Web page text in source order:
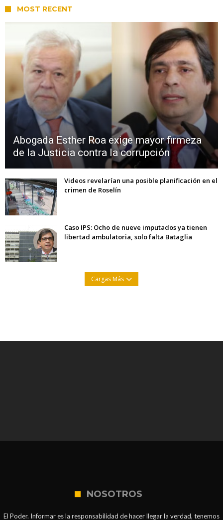
MOST RECENT
Abogada Esther Roa exige mayor firmeza
de la Justicia contra la corrupción
Videos revelarían una posible planificación en el
crimen de Roselín
Caso IPS: Ocho de nueve imputados ya tienen
libertad ambulatoria, solo falta Bataglia
Cargas Más
NOSOTROS
El Poder. Informar es la responsabilidad de hacer llegar la verdad, tenemos